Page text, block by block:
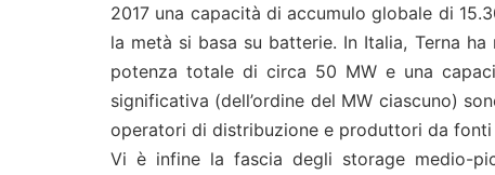
2017 una capacità di accumulo globale di
la metà si basa su batterie. In Italia, Terna
potenza totale di circa 50 MW e una
significativa (dell’ordine del MW ciascuno)
operatori di distribuzione e produttori da fonti
Vi è infine la fascia degli storage medio-